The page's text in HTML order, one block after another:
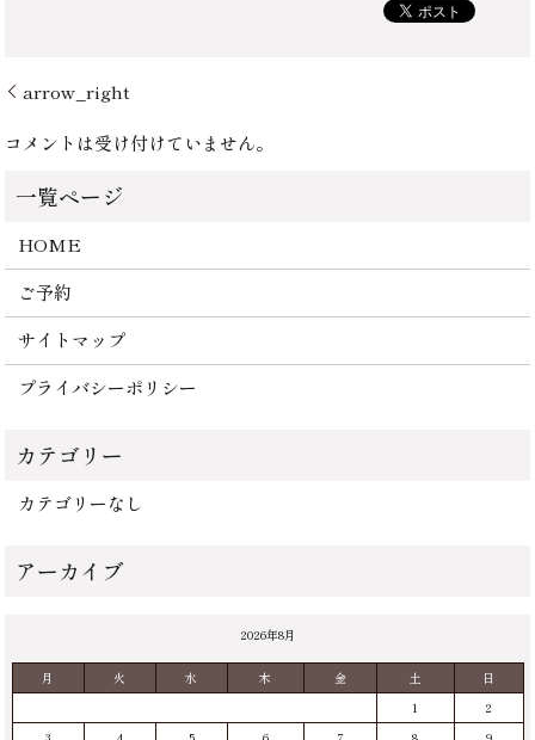
arrow_right
コメントは受け付けていません。
HOME
ご予約
サイトマップ
プライバシーポリシー
カテゴリーなし
2026年8月
月 火 水 木 金 土
日
1
2